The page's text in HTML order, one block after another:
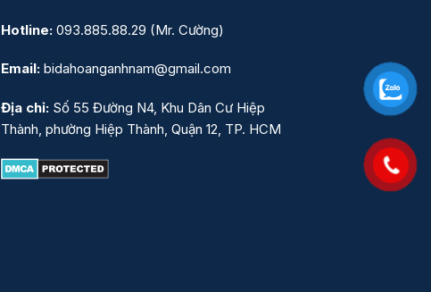
Hotline: 093.885.88.29 (Mr. Cường)
Email: bidahoanganhnam@gmail.com
Địa chỉ: Số 55 Đường N4, Khu Dân Cư Hiệp
Thành, phường Hiệp Thành, Quận 12, TP. HCM